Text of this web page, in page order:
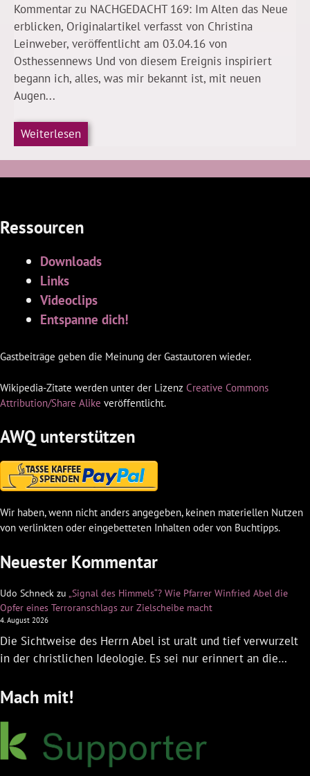
Kommentar zu NACHGEDACHT 169: Im Alten das Neue
erblicken, Originalartikel verfasst von Christina
Leinweber, veröffentlicht am 03.04.16 von
Osthessennews Und von diesem Ereignis inspiriert
begann ich, alles, was mir bekannt ist, mit neuen
Augen...
Weiterlesen
Ressourcen
Downloads
Links
Videoclips
Entspanne dich!
Gastbeiträge geben die Meinung der Gastautoren wieder.
Wikipedia-Zitate werden unter der Lizenz Creative Commons
Attribution/Share Alike veröffentlicht.
AWQ unterstützen
Wir haben, wenn nicht anders angegeben, keinen materiellen Nutzen
von verlinkten oder eingebetteten Inhalten oder von Buchtipps.
Neuester Kommentar
Udo Schneck zu „Signal des Himmels“? Wie Pfarrer Winfried Abel die
Opfer eines Terroranschlags zur Zielscheibe macht
4. August 2026
Die Sichtweise des Herrn Abel ist uralt und tief verwurzelt
in der christlichen Ideologie. Es sei nur erinnert an die…
Mach mit!